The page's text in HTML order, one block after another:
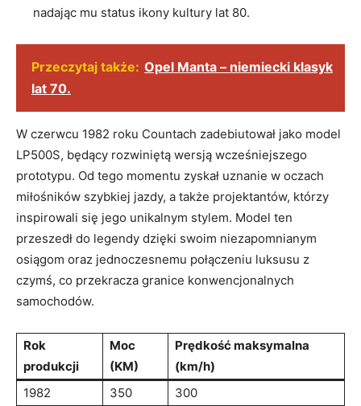
nadając mu status ikony kultury lat 80.
Przeczytaj także: Opel Manta – niemiecki klasyk
lat 70.
W czerwcu 1982 roku Countach zadebiutował jako model
LP500S, będący rozwiniętą wersją wcześniejszego
prototypu. Od tego momentu zyskał uznanie w oczach
miłośników szybkiej jazdy, a także projektantów, którzy
inspirowali się jego unikalnym stylem. Model ten
przeszedł do legendy dzięki swoim niezapomnianym
osiągom oraz jednoczesnemu połączeniu luksusu z
czymś, co przekracza granice konwencjonalnych
samochodów.
Rok
produkcji
Moc
(KM)
Prędkość maksymalna
(km/h)
1982
350
300